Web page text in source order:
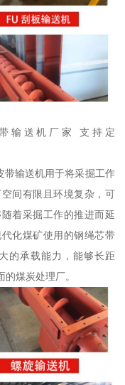
输送机厂家 支持定
输送机用于将采掘工作
间有限且环境复杂，可
着采掘工作的推进而延
化煤矿使用的钢绳芯带
的承载能力，能够长距
煤炭处理厂。